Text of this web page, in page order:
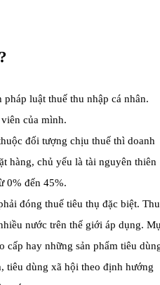
pháp luật thuế thu nhập cá nhân.
của mình.
đối tượng chịu thuế thì doanh
hàng, chủ yếu là tài nguyên thiên
0% đến 45%.
đóng thuế tiêu thụ đặc biệt.
nước trên thế giới áp dụng.
cấp hay những sản phẩm tiêu
tiêu dùng xã hội theo định hướng